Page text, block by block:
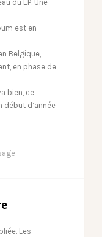
du EP. Une
est en
Belgique,
en phase de
bien, ce
début d’année
Les